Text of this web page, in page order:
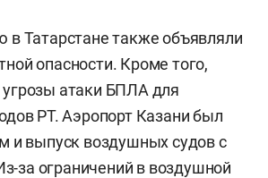
в Татарстане также объявляли
опасности. Кроме того,
атаки БПЛА для
РТ. Аэропорт Казани был
и выпуск воздушных судов с
за ограничений в воздушной